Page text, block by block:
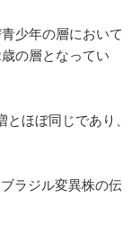
少年の層において
の層となってい
ほぼ同じであり、
ラジル変異株の伝